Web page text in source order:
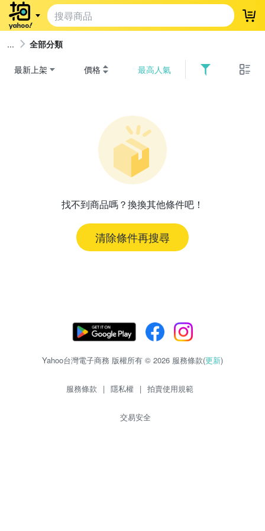
登
全部分類
最新上架 價格 最高人氣
找不到商品嗎？換換其他條件吧！
清除條件再搜尋
Yahoo台灣電子商務 版權所有 © 2026 服務條款(更新)
服務條款 | 隱私權 | 拍賣使用規範
交易安全